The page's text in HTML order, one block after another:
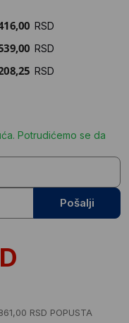
RSD
RSD
RSD
Potrudićemo se da
Pošalji
RSD POPUSTA